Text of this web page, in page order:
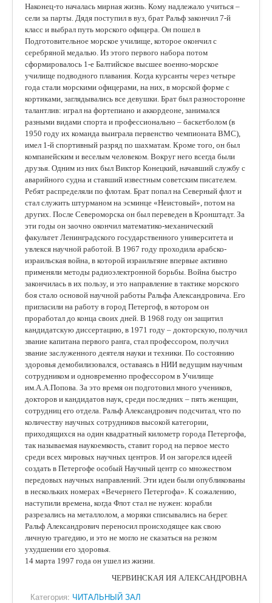
Наконец-то началась мирная жизнь. Кому надлежало учиться –
сели за парты. Дядя поступил в вуз, брат Ральф закончил 7-й
класс и выбрал путь морского офицера. Он пошел в
Подготовительное морское училище, которое окончил с
серебряной медалью. Из этого первого набора потом
сформировалось 1-е Балтийское высшее военно-морское
училище подводного плавания. Когда курсанты через четыре
года стали морскими офицерами, на них, в морской форме с
кортиками, заглядывались все девушки. Брат был разносторонне
талантлив: играл на фортепиано и аккордеоне, занимался
разными видами спорта и профессионально – баскетболом (в
1950 году их команда выиграла первенство чемпионата ВМС),
имел 1-й спортивный разряд по шахматам. Кроме того, он был
компанейским и веселым человеком. Вокруг него всегда были
друзья. Одним из них был Виктор Конецкий, начавший службу с
аварийного судна и ставший известным советским писателем.
Ребят распределяли по флотам. Брат попал на Северный флот и
стал служить штурманом на эсминце «Неистовый», потом на
других. После Североморска он был переведен в Кронштадт. За
эти годы он заочно окончил математико-механический
факультет Ленинградского государственного университета и
увлекся научной работой. В 1967 году проходила арабско-
израильская война, в которой израильтяне впервые активно
применяли методы радиоэлектронной борьбы. Война быстро
закончилась в их пользу, и это направление в тактике морского
боя стало основой научной работы Ральфа Александровича. Его
пригласили на работу в город Петергоф, в котором он
проработал до конца своих дней. В 1968 году он защитил
кандидатскую диссертацию, в 1971 году – докторскую, получил
звание капитана первого ранга, стал профессором, получил
звание заслуженного деятеля науки и техники. По состоянию
здоровья демобилизовался, оставаясь в НИИ ­ведущим научным
сотрудником и одновременно профессором в Училище
им.А.А.Попова. За это время он подготовил много учеников,
докторов и кандидатов наук, среди последних – пять женщин,
сотрудниц его отдела. Ральф Александрович подсчитал, что по
количеству научных сотрудников высокой категории,
приходящихся на один квадратный километр города Петергофа,
так называемая наукоемкость, ставит город на первое место
среди всех мировых научных центров. И он загорелся идеей
создать в Петергофе особый Научный центр со множеством
передовых научных направлений. Эти идеи были опубликованы
в нескольких номерах «Вечернего Петергофа». К сожалению,
наступили времена, когда Флот стал не нужен: корабли
разрезались на металлолом, а моряки списывались на берег.
Ральф Александрович переносил происходящее как свою
личную трагедию, и это не могло не сказаться на резком
ухудшении его здоровья.
14 марта 1997 года он ушел из жизни.
ЧЕРВИНСКАЯ ИЯ АЛЕКСАНДРОВНА
Категория: ЧИТАЛЬНЫЙ ЗАЛ